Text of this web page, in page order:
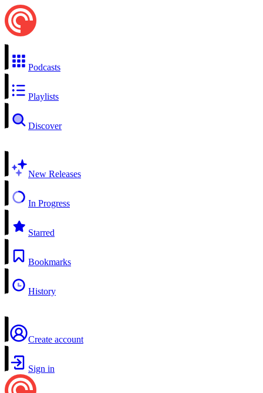
Podcasts
Playlists
Discover
New Releases
In Progress
Starred
Bookmarks
History
Create account
Sign in